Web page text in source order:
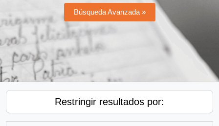
Búsqueda Avanzada »
Restringir resultados por: